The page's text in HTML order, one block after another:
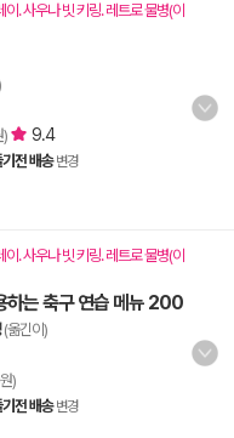
. 사우나 빗 키링. 레트로 물병(이
) 9.4
전 배송 변경
. 사우나 빗 키링. 레트로 물병(이
하는 축구 연습 메뉴 200
(옮긴이)
)
전 배송 변경